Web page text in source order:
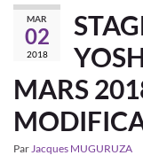
MAR
02
2018
MARS
ParJacques MUGURUZA